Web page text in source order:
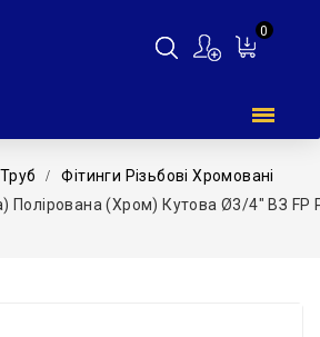
0
Фітинги Різьбові Хромовані
Полірована (хром) Кутова Ø3/4″ ВЗ FP